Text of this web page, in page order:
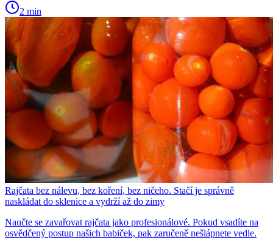
2 min
Rajčata bez nálevu, bez koření, bez ničeho. Stačí je správně
naskládat do sklenice a vydrží až do zimy
Naučte se zavařovat rajčata jako profesionálové. Pokud vsadíte na
osvědčený postup našich babiček, pak zaručeně nešlápnete vedle.